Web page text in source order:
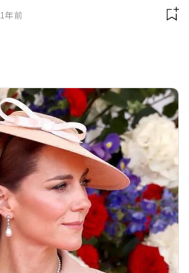
う、ユニークなプロポーズ
1年前